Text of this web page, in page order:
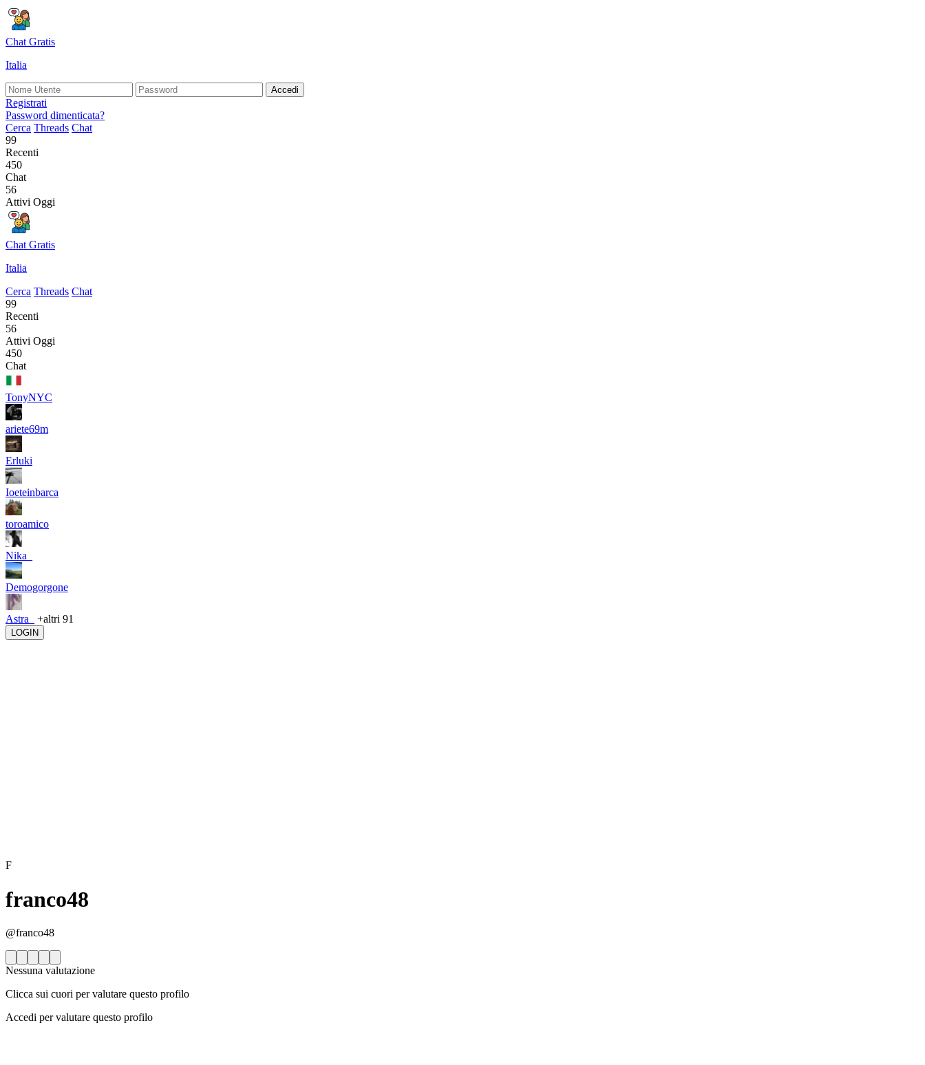
Chat Gratis
Italia
Accedi
Registrati
Password dimenticata?
Cerca Threads Chat
99
Recenti
450
Chat
56
Attivi Oggi
Chat Gratis
Italia
Cerca Threads Chat
99
Recenti
56
Attivi Oggi
450
Chat
TonyNYC
ariete69m
Erluki
Ioeteinbarca
toroamico
Nika_
Demogorgone
Astra_ +altri 91
LOGIN
F
franco48
@franco48
Nessuna valutazione
Clicca sui cuori per valutare questo profilo
Accedi per valutare questo profilo